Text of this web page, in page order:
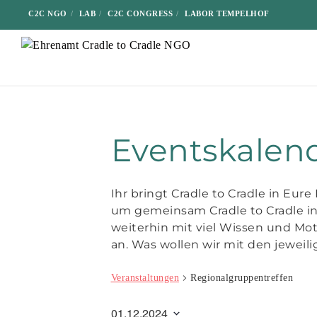
C2C NGO LAB C2C CONGRESS LABOR TEMPELHOF
Ihr bringt Cradle to Cradle in
um gemeinsam Cradle to Cradle
weiterhin mit viel Wissen und
an. Was wollen wir mit den
Veranstaltungen Regionalgruppentreffen
01.12.2024